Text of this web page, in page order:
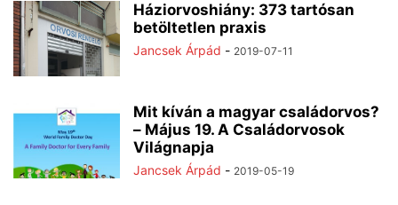
Háziorvoshiány: 373 tartósan
betöltetlen praxis
Jancsek Árpád - 2019-07-11
Mit kíván a magyar családorvos?
– Május 19. A Családorvosok
Világnapja
Jancsek Árpád - 2019-05-19